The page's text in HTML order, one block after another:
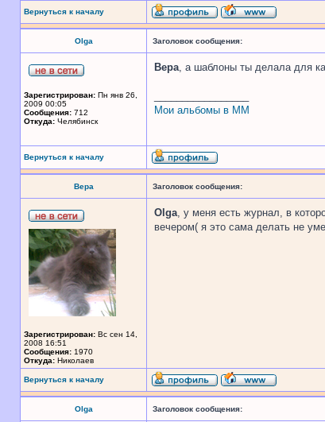
Вернуться к началу
Olga Заголовок сообщения:
Зарегистрирован: Пн янв 26,
2009 00:05
Сообщения: 712
Откуда: Челябинск
Вера, а шаблоны ты делала для
Мои альбомы в ММ
Вернуться к началу
Вера Заголовок сообщения:
Зарегистрирован: Вс сен 14,
2008 16:51
Сообщения: 1970
Откуда: Николаев
Olga, у меня есть журнал, в
вечером( я это сама делать не
Вернуться к началу
Olga Заголовок сообщения: